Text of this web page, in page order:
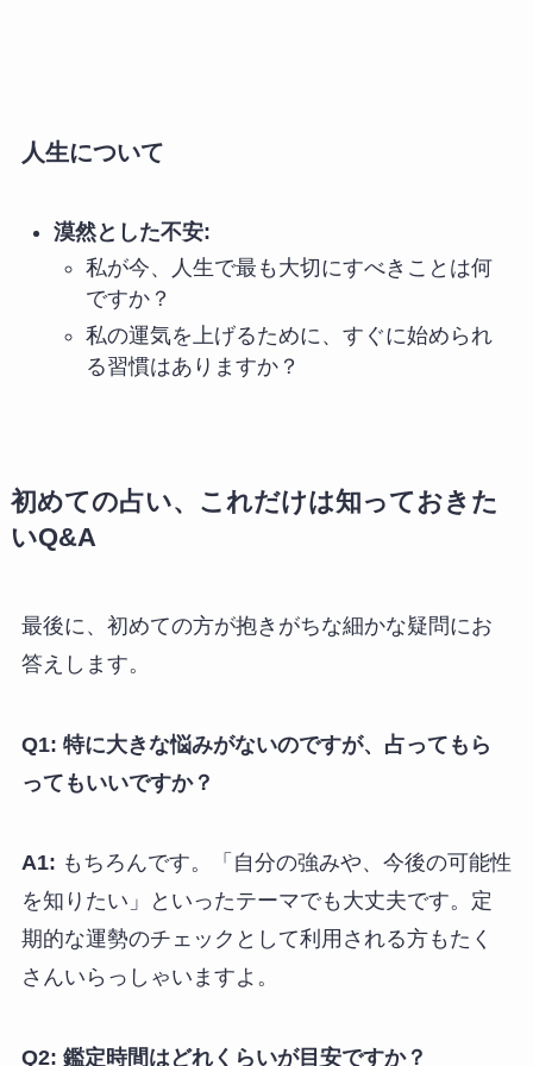
人生について
漠然とした不安:
私が今、人生で最も大切にすべきことは何
ですか？
私の運気を上げるために、すぐに始められ
る習慣はありますか？
初めての占い、これだけは知っておきた
いQ&A
最後に、初めての方が抱きがちな細かな疑問にお
答えします。
Q1: 特に大きな悩みがないのですが、占ってもら
ってもいいですか？
A1: もちろんです。「自分の強みや、今後の可能性
を知りたい」といったテーマでも大丈夫です。定
期的な運勢のチェックとして利用される方もたく
さんいらっしゃいますよ。
Q2: 鑑定時間はどれくらいが目安ですか？